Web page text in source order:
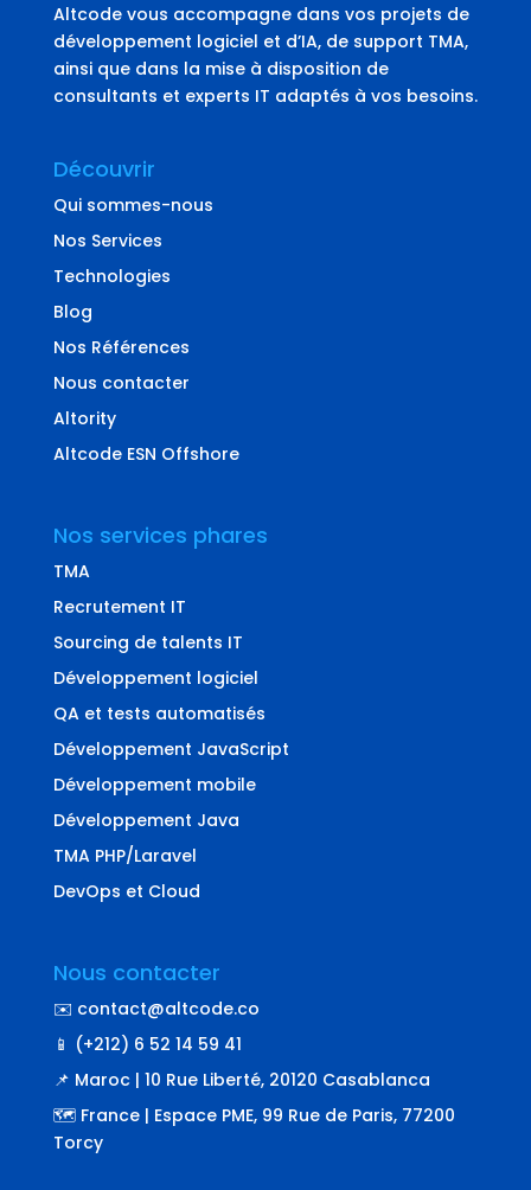
Altcode vous accompagne dans vos projets de
développement logiciel et d’IA, de support TMA,
ainsi que dans la mise à disposition de
consultants et experts IT adaptés à vos besoins.
Découvrir
Qui sommes-nous
Nos Services
Technologies
Blog
Nos Références
Nous contacter
Altority
Altcode ESN Offshore
Nos services phares
TMA
Recrutement IT
Sourcing de talents IT
Développement logiciel
QA et tests automatisés
Développement JavaScript
Développement mobile
Développement Java
TMA PHP/Laravel
DevOps et Cloud
Nous contacter
✉️ contact@altcode.co
📱 (+212) 6 52 14 59 41
📌 Maroc | 10 Rue Liberté, 20120 Casablanca
🗺️ France | Espace PME, 99 Rue de Paris, 77200
Torcy